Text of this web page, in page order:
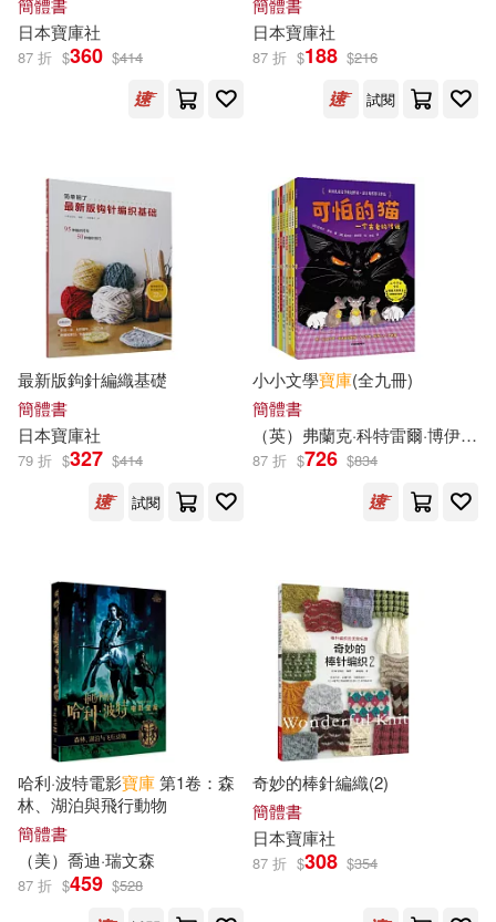
齊寶庫（主編）(2)
(明)吳承恩(1)
(法)巴爾扎克(1)
(清)褚人獲(1)
(美)John OˇDonahue著(1)
《兒童的學習》編輯部(1)
《小葵花》雜誌編輯部(1)
中業教育建造師命題研究中心(1)
亮劍燚天(1)
付程鋼（主編）(1)
南京師範大學出版社(2)
同心出版社(2) 大新書局(2)
未來出版社(2)
江蘇少年兒童出版社(2)
湖南教育出版社(2)
百家出版社(2) 華夏出版社(2)
藏文古籍出版社(2)
西安地圖出版社(2)
青島出版社(2)
上海人民美術出版社(1)
上海科學普及出版社(1)
上海財經大學出版社(1)
中信出版社(1)
簡體書
日本寶庫社
87 折 $360 $414
簡體書
日本寶庫社
87 折 $188 $216
試閱
最新版鉤針編織基礎
簡體書
日本寶庫社
79 折 $327 $414
試閱
小小文學寶庫(全九冊)
簡體書
（英）弗蘭克·科特雷爾·博伊斯
87 折 $726 $834
哈利·波特電影寶庫第1卷：森
林、湖泊與飛行動物
簡體書
（美）喬迪·瑞文森
87 折 $459 $528
奇妙的棒針編織(2)
簡體書
日本寶庫社
87 折 $308 $354